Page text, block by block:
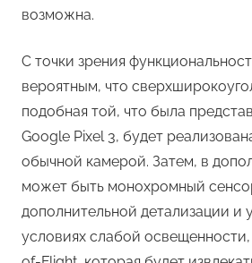
возможна.
С точки зрения
вероятным, что
подобная той, что была
Google Pixel 3, будет
обычной камерой. Затем, в
может быть монохромный
дополнительной детализации и
условиях слабой